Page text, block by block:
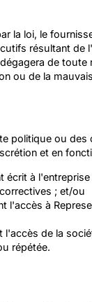
la loi, le
résultant de
de
ou de la
politique ou
et en
écrit à
; et/ou
l'accès à
l'accès de la
répétée.